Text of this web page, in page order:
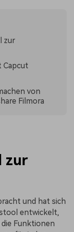
zur
Capcut
von
Filmora
zur
und hat sich
entwickelt,
Funktionen